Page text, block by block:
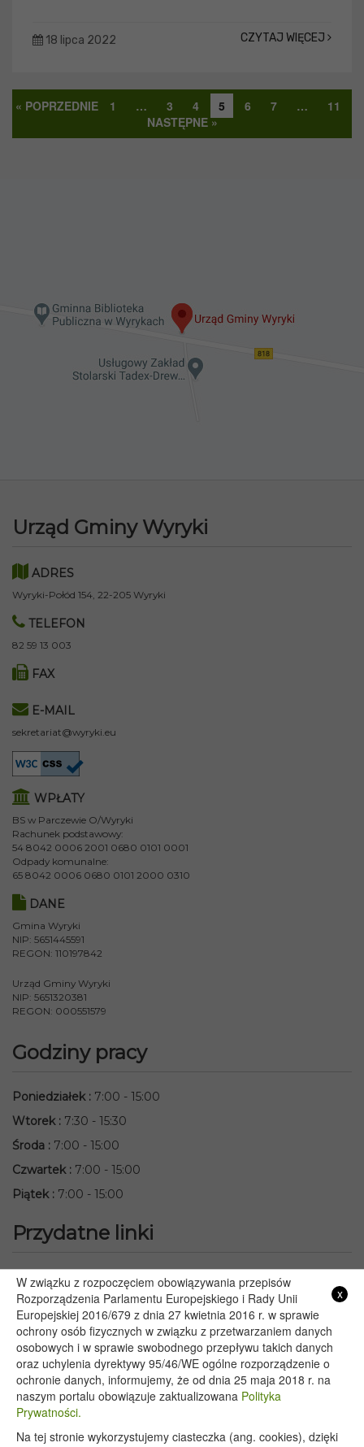
18 lipca 2022 CZYTAJ WIĘCEJ
« POPRZEDNIE 1 … 3 4 5 6 7 …
11
NASTĘPNE »
Urząd Gminy Wyryki
ADRES
Wyryki-Połód 154, 22-205 Wyryki
TELEFON
82 59 13 003
FAX
E-MAIL
sekretariat@wyryki.eu
WPŁATY
BS w Parczewie O/Wyryki
Rachunek podstawowy:
54 8042 0006 2001 0680 0101 0001
Odpady komunalne:
65 8042 0006 0680 0101 2000 0310
DANE
Gmina Wyryki
NIP: 5651445591
REGON: 110197842
Urząd Gminy Wyryki
NIP: 5651320381
REGON: 000551579
Godziny pracy
Poniedziałek: 7:00 - 15:00
Wtorek: 7:30 - 15:30
Środa : 7:00 - 15:00
Czwartek: 7:00 - 15:00
Piątek: 7:00 - 15:00
Przydatne linki
Starostwo Powiatowe we Włodawie
Lubelski Urząd Wojewódzki w Lublinie
Urząd Marszałkowski Województwa Lubelskiego w Lublinie
Serwis Rzeczypospolitej Polskiej
PGE – Planowane wyłączenia prądu
Poczta E-mail
Copyright 2020@ - Urząd Gminy Wyryki
x
W związku z rozpoczęciem obowiązywania przepisów
Rozporządzenia Parlamentu Europejskiego i Rady Unii
Europejskiej 2016/679 z dnia 27 kwietnia 2016 r. w sprawie
ochrony osób fizycznych w związku z przetwarzaniem danych
osobowych i w sprawie swobodnego przepływu takich danych
oraz uchylenia dyrektywy 95/46/WE ogólne rozporządzenie o
ochronie danych, informujemy, że od dnia 25 maja 2018 r. na
naszym portalu obowiązuje zaktualizowana Polityka
Prywatności.
Na tej stronie wykorzystujemy ciasteczka (ang. cookies), dzięki